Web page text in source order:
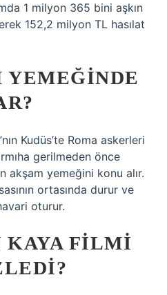
1 milyon 365 bini aşkın
152,2 milyon TL hasılat
YEMEĞINDE
Kudüs’te Roma askerleri
gerilmeden önce
akşam yemeğini konu alır.
ortasında durur ve
oturur.
KAYA FILMI